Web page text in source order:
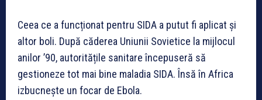
Ceea ce a funcționat pentru SIDA a putut fi aplicat și
altor boli. După căderea Uniunii Sovietice la mijlocul
anilor ’90, autoritățile sanitare începuseră să
gestioneze tot mai bine maladia SIDA. Însă în Africa
izbucnește un focar de Ebola.